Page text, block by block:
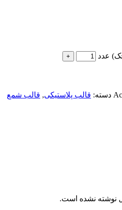
دسته: قالب پلاستیکی, قالب شمع
نوشته نشده است.